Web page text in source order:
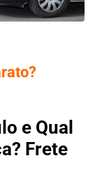
e Qual
Frete